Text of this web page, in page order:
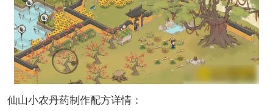
仙山小农丹药制作配方详情：